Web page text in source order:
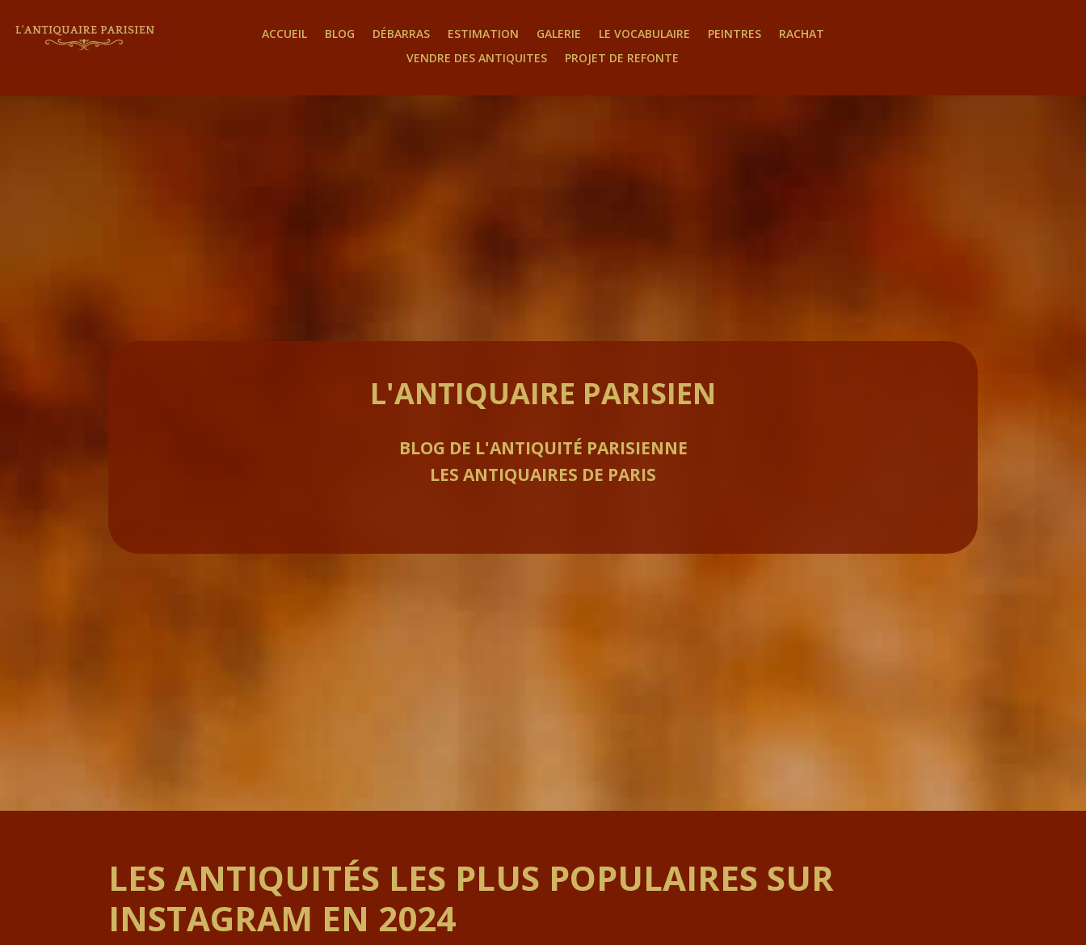
ACCUEIL BLOG DÉBARRAS ESTIMATION GALERIE LE VOCABULAIRE PEINTRES
RACHAT
VENDRE DES ANTIQUITES
PROJET DE REFONTE
L'ANTIQUAIRE PARISIEN
BLOG DE L'ANTIQUITÉ PARISIENNE
LES ANTIQUAIRES DE PARIS
LES ANTIQUITÉS LES PLUS POPULAIRES SUR
INSTAGRAM EN 2024